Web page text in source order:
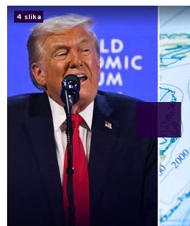
4 slika